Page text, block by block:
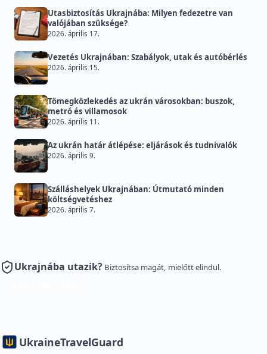
Utasbiztosítás Ukrajnába: Milyen fedezetre van
valójában szüksége?
2026. április 17.
Vezetés Ukrajnában: Szabályok, utak és autóbérlés
2026. április 15.
Tömegközlekedés az ukrán városokban: buszok,
metró és villamosok
2026. április 11.
Az ukrán határ átlépése: eljárások és tudnivalók
2026. április 9.
Szálláshelyek Ukrajnában: Útmutató minden
költségvetéshez
2026. április 7.
Ukrajnába utazik? Biztosítsa magát, mielőtt elindul.
UkraineTravelGuard